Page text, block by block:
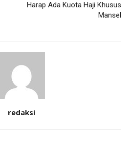
Harap Ada Kuota Haji Khusus
Mansel
redaksi